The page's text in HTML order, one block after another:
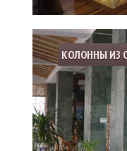
КОЛОННЫ ИЗ